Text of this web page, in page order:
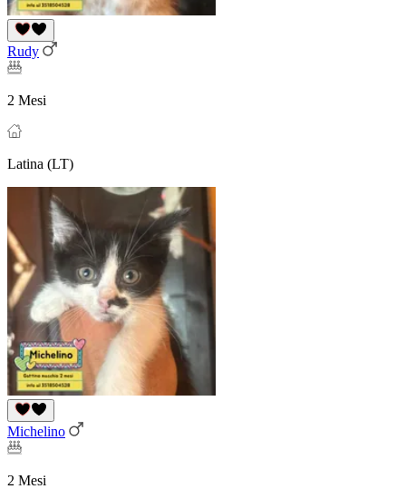
Rudy
2 Mesi
Latina (LT)
Michelino
2 Mesi